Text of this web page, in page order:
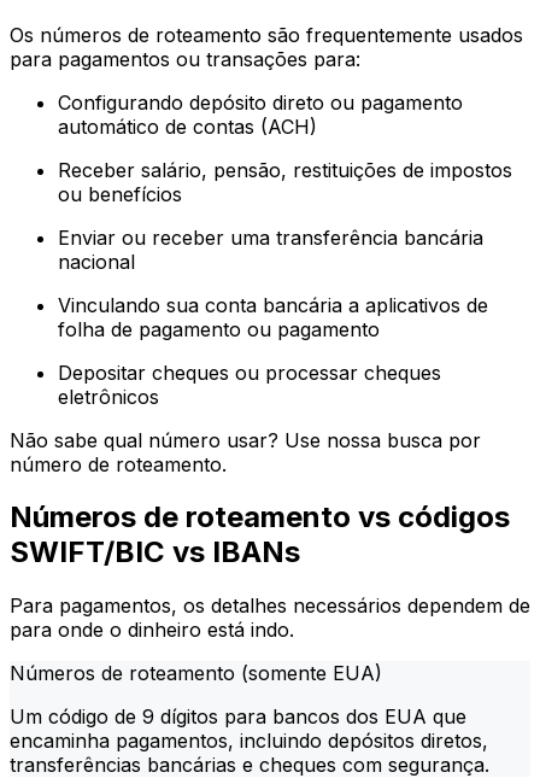
Os números de roteamento são frequentemente usados
para pagamentos ou transações para:
Configurando depósito direto ou pagamento
automático de contas (ACH)
Receber salário, pensão, restituições de impostos
ou benefícios
Enviar ou receber uma transferência bancária
nacional
Vinculando sua conta bancária a aplicativos de
folha de pagamento ou pagamento
Depositar cheques ou processar cheques
eletrônicos
Não sabe qual número usar? Use nossa busca por
número de roteamento.
Números de roteamento vs códigos
SWIFT/BIC vs IBANs
Para pagamentos, os detalhes necessários dependem de
para onde o dinheiro está indo.
Números de roteamento (somente EUA)
Um código de 9 dígitos para bancos dos EUA que
encaminha pagamentos, incluindo depósitos diretos,
transferências bancárias e cheques com segurança.